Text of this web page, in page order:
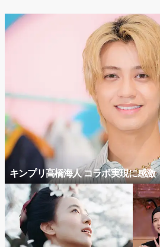
キンプリ高橋海人 コラボ実現に感激